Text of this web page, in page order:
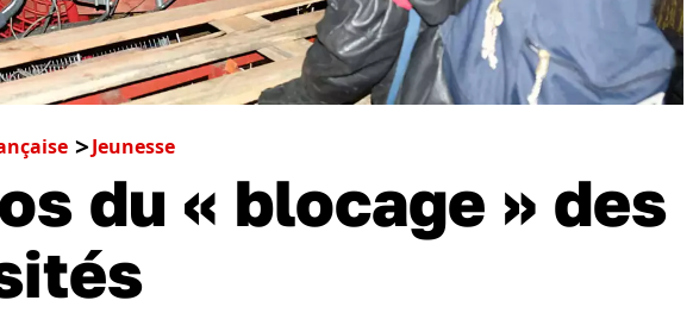
Jeunesse
du « blocage » des